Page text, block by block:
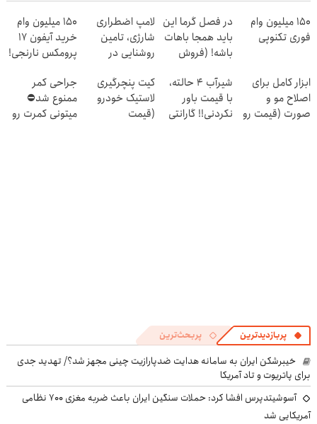
150 میلیون وام
فوری تکنوپی
در فصل گرما این
باید همجا باهات
باشه! (فروش
بازار)
لامپ اضطراری
شارژی، تامین
روشنایی در
150 میلیون وام
خرید آیفون 17
پرومکس نارنجی!
ابزار کامل برای
اصلاح مو و
صورت (قیمت رو
شیر‌آب ۴ حالته،
با قیمت باور
نکردنی!! گارانتی
کیت پنچرگیری
لاستیک خودرو
(قیمت
جراحی کمر
ممنوع شد⛔
میتونی کمرت رو
پربازدیدترین پربحث‌ترین
خیبرشکن ایران به سامانه هدایت ضدپارازیت چینی مجهز شد؟/ تهدید جدی
برای پاتریوت و تاد آمریکا
آسوشیتدپرس افشا کرد: حملات سنگین ایران باعث ضربه مغزی ۷۰۰ نظامی
آمریکایی شد